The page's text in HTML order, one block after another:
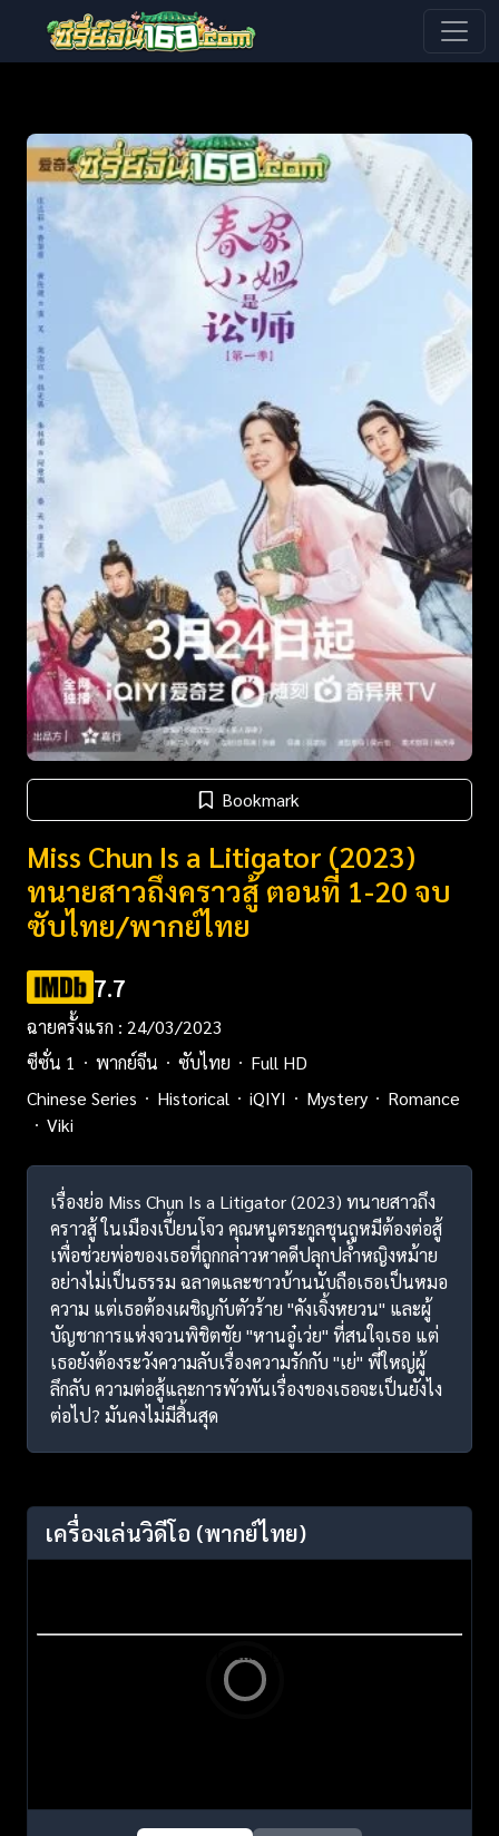
Bookmark
Miss Chun Is a Litigator (2023)
ทนายสาวถึงคราวสู้ ตอนที่ 1-20 จบ
ซับไทย/พากย์ไทย
7.7
ฉายครั้งแรก : 24/03/2023
ซีซั่น 1
พากย์จีน ซับไทย
Full HD
Chinese Series
Historical iQIYI Mystery
Romance
Viki
เรื่องย่อ Miss Chun Is a Litigator (2023) ทนายสาวถึง
คราวสู้ ในเมืองเปี้ยนโจว คุณหนูตระกูลชุนถูหมีต้องต่อสู้
เพื่อช่วยพ่อของเธอที่ถูกกล่าวหาคดีปลุกปล้ำหญิงหม้าย
อย่างไม่เป็นธรรม ฉลาดและชาวบ้านนับถือเธอเป็นหมอ
ความ แต่เธอต้องเผชิญกับตัวร้าย "คังเจิ้งหยวน" และผู้
บัญชาการแห่งจวนพิชิตชัย "หานอู๋เว่ย" ที่สนใจเธอ แต่
เธอยังต้องระวังความลับเรื่องความรักกับ "เย่" พี่ใหญ่ผู้
ลึกลับ ความต่อสู้และการพัวพันเรื่องของเธอจะเป็นยังไง
ต่อไป? มันคงไม่มีสิ้นสุด
เครื่องเล่นวิดีโอ (พากย์ไทย)